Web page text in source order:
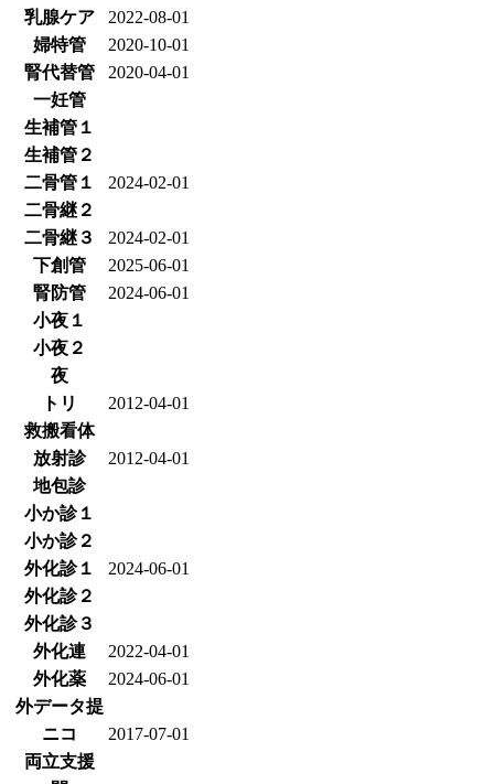
乳腺ケア
2022-08-01
婦特管
2020-10-01
腎代替管
2020-04-01
一妊管
生補管１
生補管２
二骨管１
2024-02-01
二骨継２
二骨継３
2024-02-01
下創管
2025-06-01
腎防管
2024-06-01
小夜１
小夜２
夜
トリ
2012-04-01
救搬看体
放射診
2012-04-01
地包診
小か診１
小か診２
外化診１
2024-06-01
外化診２
外化診３
外化連
2022-04-01
外化薬
2024-06-01
外データ提
ニコ
2017-07-01
両立支援